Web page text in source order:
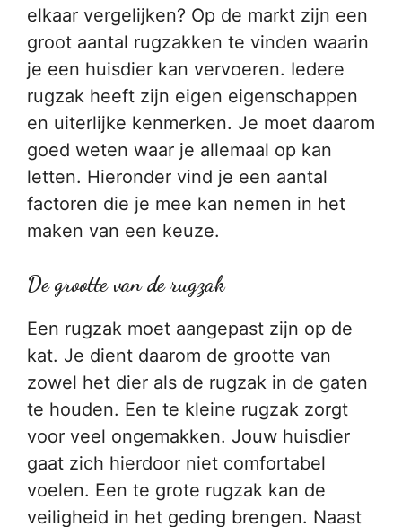
elkaar vergelijken? Op de markt zijn een
groot aantal rugzakken te vinden waarin
je een huisdier kan vervoeren. Iedere
rugzak heeft zijn eigen eigenschappen
en uiterlijke kenmerken. Je moet daarom
goed weten waar je allemaal op kan
letten. Hieronder vind je een aantal
factoren die je mee kan nemen in het
maken van een keuze.
De grootte van de rugzak
Een rugzak moet aangepast zijn op de
kat. Je dient daarom de grootte van
zowel het dier als de rugzak in de gaten
te houden. Een te kleine rugzak zorgt
voor veel ongemakken. Jouw huisdier
gaat zich hierdoor niet comfortabel
voelen. Een te grote rugzak kan de
veiligheid in het geding brengen. Naast